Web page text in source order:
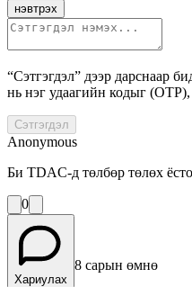
нэвтрэх
“Сэтгэгдэл” дээр дарснаар
нь нэг удаагийн кодыг
Сэтгэгдэл
Anonymous
Би TDAC-д төлбөр төлөх
0
Хариулах
8 сарын өмнө